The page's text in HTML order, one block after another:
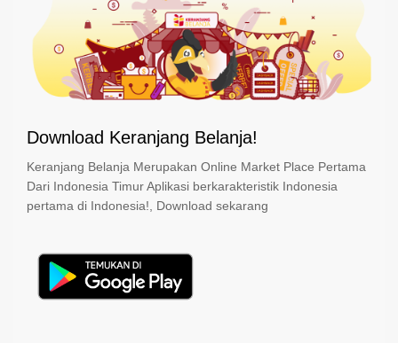
Download Keranjang Belanja!
Keranjang Belanja Merupakan Online Market Place Pertama
Dari Indonesia Timur Aplikasi berkarakteristik Indonesia
pertama di Indonesia!, Download sekarang